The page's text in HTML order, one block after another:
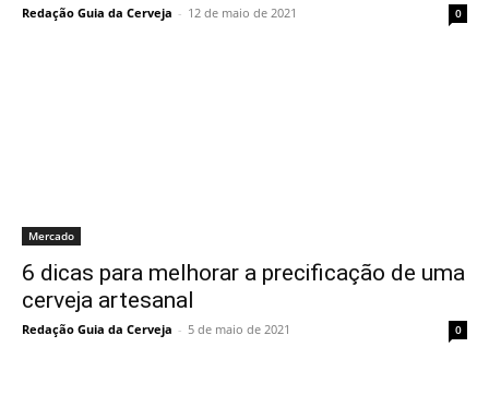
Redação Guia da Cerveja - 12 de maio de 2021 0
Mercado
6 dicas para melhorar a precificação de uma
cerveja artesanal
Redação Guia da Cerveja - 5 de maio de 2021 0